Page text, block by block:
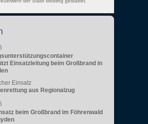
Einsatzleitung beim Großbrand in
Einsatz
aus Regionalzug
beim Großbrand im Föhrenwald